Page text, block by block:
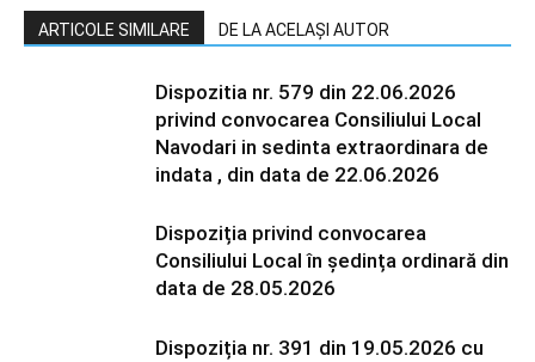
ARTICOLE SIMILARE DE LA ACELAȘI AUTOR
Dispozitia nr. 579 din 22.06.2026
privind convocarea Consiliului Local
Navodari in sedinta extraordinara de
indata , din data de 22.06.2026
Dispoziția privind convocarea
Consiliului Local în ședința ordinară din
data de 28.05.2026
Dispoziția nr. 391 din 19.05.2026 cu